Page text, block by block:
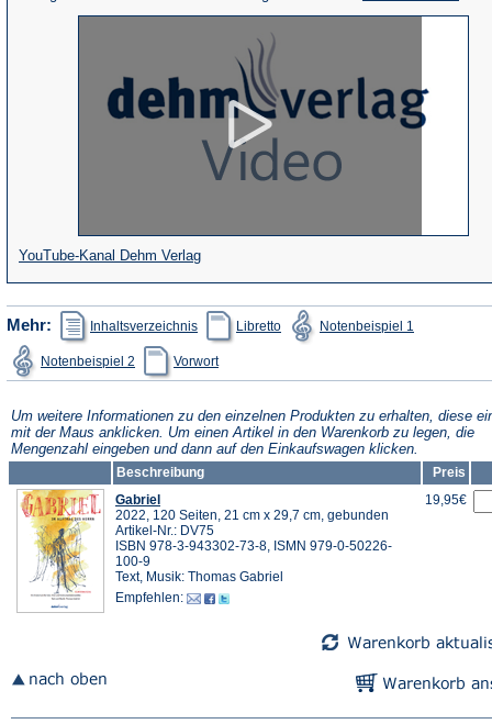
YouTube-Kanal Dehm Verlag(Öffnet
in
einem
neuen
Tab)
Mehr: Inhaltsverzeichnis
(Öffnet
in
einem
neuen
Tab)
Libretto
(Öffnet
in
einem
Tab)
Notenbeispiel 1in
Tab)
Notenbeispiel 2
(Öffnet
in
einem
Tab)
Vorwortin
einem
Tab)
Um weitere Informationen zu den einzelnen Produkten zu erhalten, diese
mit der Maus anklicken. Um einen Artikel in den Warenkorb zu legen, die
Mengenzahl eingeben und dann auf den Einkaufswagen klicken.
Beschreibung
Preis
Gabriel
2022, 120 Seiten, 21 cm x 29,7 cm, gebunden
Artikel-Nr.: DV75
ISBN 978-3-943302-73-8, ISMN 979-0-50226-
100-9
Text, Musik: Thomas Gabriel
Empfehlen:
19,95€